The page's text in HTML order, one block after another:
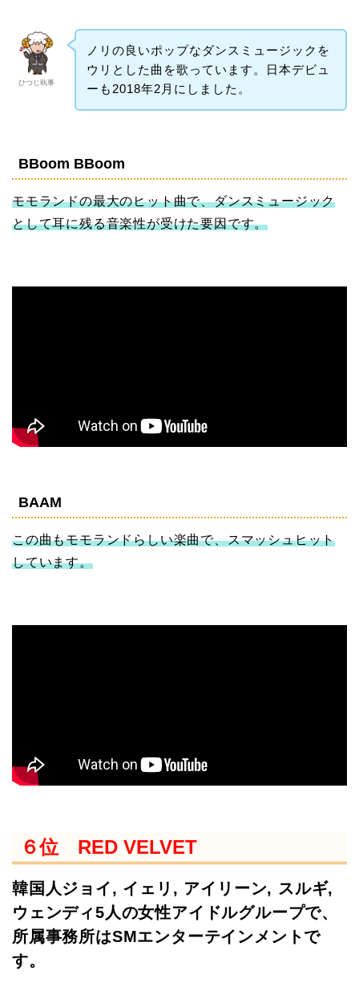
ひつじ執事
ノリの良いポップなダンスミュージックを
ウリとした曲を歌っています。日本デビュ
ーも2018年2月にしました。
BBoom BBoom
モモランドの最大のヒット曲で、ダンスミュージック
として耳に残る音楽性が受けた要因です。
BAAM
この曲もモモランドらしい楽曲で、スマッシュヒット
しています。
６位 RED VELVET
韓国人ジョイ, イェリ, アイリーン, スルギ,
ウェンディ5人の女性アイドルグループで、
所属事務所はSMエンターテインメントで
す。